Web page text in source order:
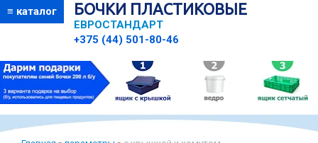
≡ каталог БОЧКИ ПЛАСТИКОВЫЕ
ЕВРОСТАНДАРТ
+375 (44) 501-80-46